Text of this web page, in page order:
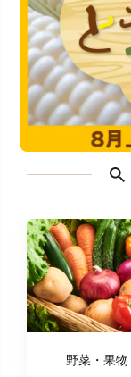
野菜・果物